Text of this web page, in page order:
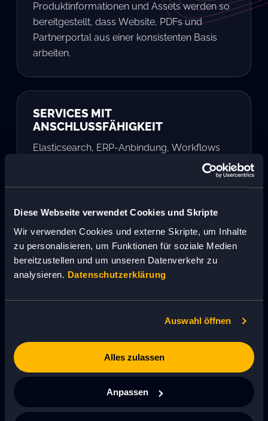
Diese Webseite verwendet Cookies und Skripte
Wir verwenden Cookies und externe Skripte, um Inhalte
zu personalisieren, um Funktionen für soziale Medien
bereitzustellen und um unseren Datenverkehr zu
analysieren. Datenschutzerklärung
Auswahl öffnen
Alles zulassen
Anpassen
Produktinformationen und Assets werden so
bereitgestellt, dass Website, PDFs und
Partnerportal aus einer konsistenten Basis
arbeiten.
SERVICES MIT
ANSCHLUSSFÄHIGKEIT
Elasticsearch, ERP-Anbindung, Workflows
und Konfigurator-Integration verbinden
PROJEKTVORGEHEN 2024
BIS 2025: IN KLAREN
INKREMENTEN